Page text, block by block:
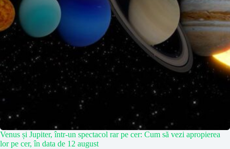
Venus și Jupiter, într-un spectacol rar pe cer: Cum să vezi apropierea
lor pe cer, în data de 12 august